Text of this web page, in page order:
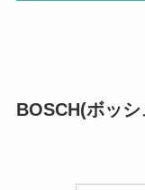
BOSCH(ボッ